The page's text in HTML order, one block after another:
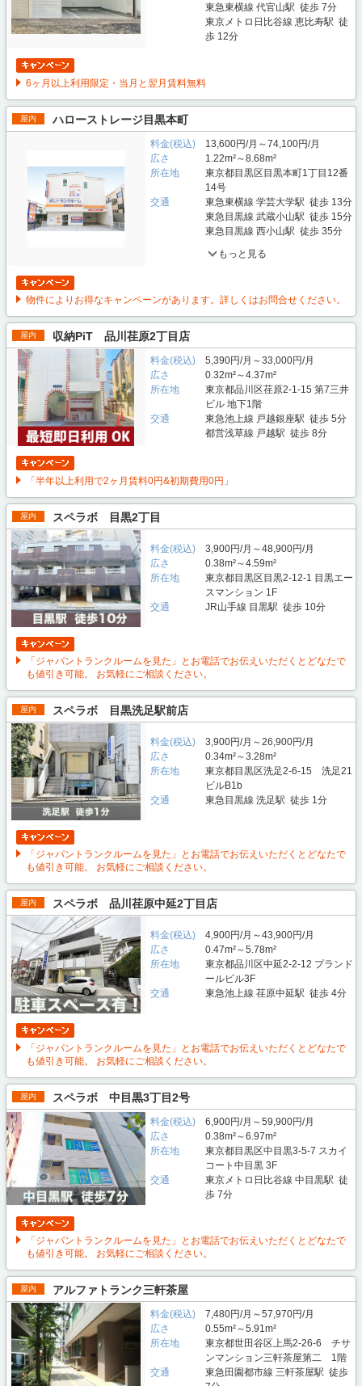
東急東横線 代官山駅 徒歩 7分
東京メトロ日比谷線 恵比寿駅 徒
歩 12分
6ヶ月以上利用限定・当月と翌月賃料無料
屋内 ハローストレージ目黒本町
料金(税込)
13,600円/月～74,100円/月
広さ
1.22m²～8.68m²
所在地
東京都目黒区目黒本町1丁目12番
14号
交通
東急東横線 学芸大学駅 徒歩 13分
東急目黒線 武蔵小山駅 徒歩 15分
東急目黒線 西小山駅 徒歩 35分
もっと見る
物件によりお得なキャンペーンがあります。詳しくはお問合せください。
屋内 収納PiT 品川荏原2丁目店
料金(税込)
5,390円/月～33,000円/月
広さ
0.32m²～4.37m²
所在地
東京都品川区荏原2-1-15 第7三井
ビル 地下1階
交通
東急池上線 戸越銀座駅 徒歩 5分
都営浅草線 戸越駅 徒歩 8分
「半年以上利用で2ヶ月賃料0円&初期費用0円」
屋内 スペラボ 目黒2丁目
料金(税込)
3,900円/月～48,900円/月
広さ
0.38m²～4.59m²
所在地
東京都目黒区目黒2-12-1 目黒エー
スマンション 1F
交通
JR山手線 目黒駅 徒歩 10分
「ジャパントランクルームを見た」とお電話でお伝えいただくとどなたで
も値引き可能。 お気軽にご相談ください。
屋内 スペラボ 目黒洗足駅前店
料金(税込)
3,900円/月～26,900円/月
広さ
0.34m²～3.28m²
所在地
東京都目黒区洗足2-6-15 洗足21
ビルB1b
交通
東急目黒線 洗足駅 徒歩 1分
「ジャパントランクルームを見た」とお電話でお伝えいただくとどなたで
も値引き可能。 お気軽にご相談ください。
屋内 スペラボ 品川荏原中延2丁目店
料金(税込)
4,900円/月～43,900円/月
広さ
0.47m²～5.78m²
所在地
東京都品川区中延2-2-12 プランド
ールビル3F
交通
東急池上線 荏原中延駅 徒歩 4分
「ジャパントランクルームを見た」とお電話でお伝えいただくとどなたで
も値引き可能。 お気軽にご相談ください。
屋内 スペラボ 中目黒3丁目2号
料金(税込)
6,900円/月～59,900円/月
広さ
0.38m²～6.97m²
所在地
東京都目黒区中目黒3-5-7 スカイ
コート中目黒 3F
交通
東京メトロ日比谷線 中目黒駅 徒
歩 7分
「ジャパントランクルームを見た」とお電話でお伝えいただくとどなたで
も値引き可能。 お気軽にご相談ください。
屋内 アルファトランク三軒茶屋
料金(税込)
7,480円/月～57,970円/月
広さ
0.55m²～5.91m²
所在地
東京都世田谷区上馬2-26-6 チサ
ンマンション三軒茶屋第二 1階
交通
東急田園都市線 三軒茶屋駅 徒歩